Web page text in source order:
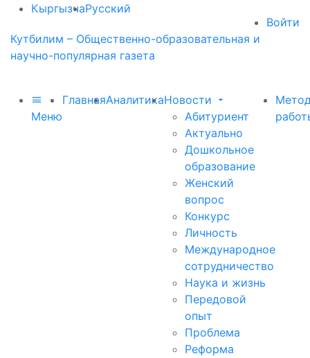
КыргызчаРусский
Войти
Кутбилим – Общественно-образовательная и
научно-популярная газета
Меню
ГлавнаяАналитикаНовости
Абитуриент
Актуально
Дошкольное
образование
Женский
вопрос
Конкурс
Личность
Международное
сотрудничество
Наука и жизнь
Передовой
опыт
Проблема
Реформа